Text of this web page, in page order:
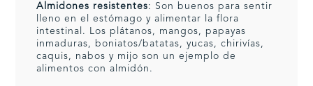
Almidones resistentes: Son buenos para sentir
lleno en el estómago y alimentar la flora
intestinal. Los plátanos, mangos, papayas
inmaduras, boniatos/batatas, yucas, chirivías,
caquis, nabos y mijo son un ejemplo de
alimentos con almidón.